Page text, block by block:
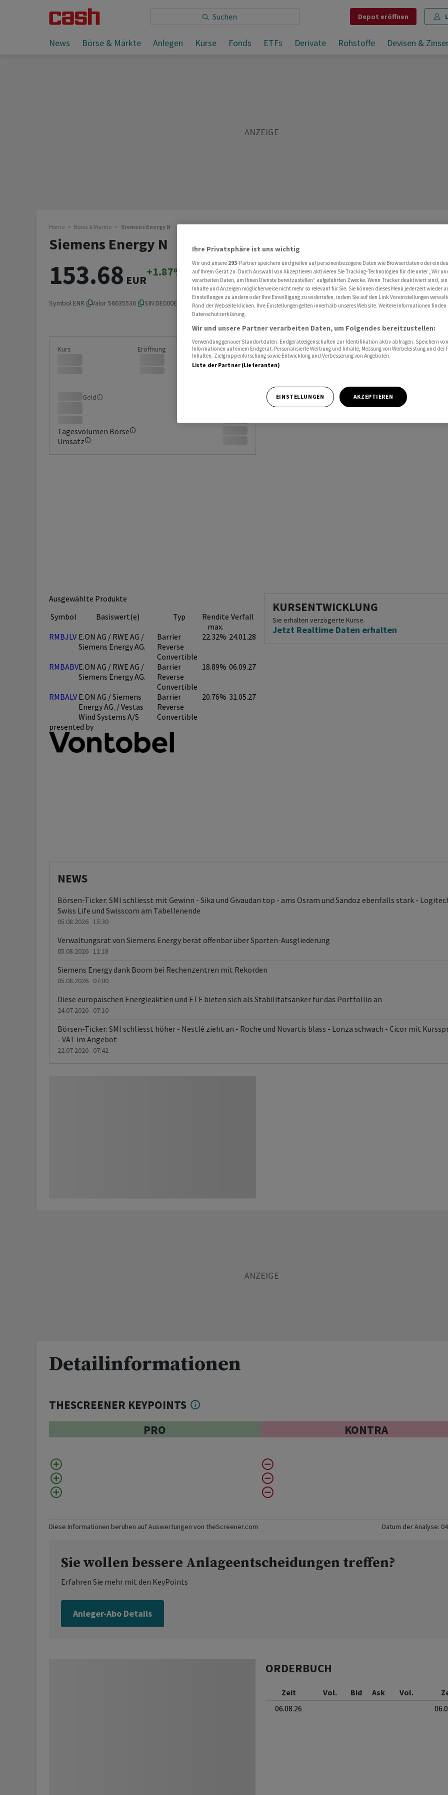
Depot eröffnen
News Börse & Märkte Anlegen Kurse Fonds ETFs Derivate Rohstoffe Devisen &
Home Börse & Märkte Siemens Energy N
Siemens Energy N
153.68 EUR
+1.87% +2.82
Symbol ENR Valor56635536 ISIN DE000ENER6Y0
Kurs Eröffnung Vortag
Geld
Tagesvolumen Börse
Umsatz
KURSENTWICKLUNG
Sie erhalten verzögerte Kurse.
Jetzt Realtime Daten erhalten
Ausgewählte Produkte
Symbol
Basiswert(e) Typ
Rendite
max.
Verfall
RMBJLV E.ON AG / RWE AG /
Siemens Energy AG.
Barrier
Reverse
Convertible
22.32% 24.01.28
RMBABVE.ON AG / RWE AG /
Siemens Energy AG.
Barrier
Reverse
Convertible
18.89% 06.09.27
RMBALV E.ON AG / Siemens
Energy AG. / Vestas
Wind Systems A/S
Barrier
Reverse
Convertible
20.76% 31.05.27
presented by
NEWS
Börsen-Ticker: SMI schliesst mit Gewinn - Sika und Givaudan top - ams Osram und Sandoz ebenfalls stark -
Swiss Life und Swisscom am Tabellenende
05.08.2026 15:30
Verwaltungsrat von Siemens Energy berät offenbar über Sparten-Ausgliederung
05.08.2026 11:18
Siemens Energy dank Boom bei Rechenzentren mit Rekorden
05.08.2026 07:00
Diese europäischen Energieaktien und ETF bieten sich als Stabilitätsanker für das Portfollio an
24.07.2026 07:10
Börsen-Ticker: SMI schliesst höher - Nestlé zieht an - Roche und Novartis blass - Lonza schwach - Cicor mit
- VAT im Angebot
22.07.2026 07:42
Detailinformationen
THESCREENER KEYPOINTS
PRO
KONTRA
Diese Informationen beruhen auf Auswertungen von theScreener.com Datum der Analyse:
Sie wollen bessere Anlageentscheidungen treffen?
Erfahren Sie mehr mit den KeyPoints
Anleger-Abo Details
ORDERBUCH
Zeit Vol. Bid Ask Vol.
06.08.26
Ihre Privatsphäre ist uns wichtig
Wir und unsere 293-Partner speichern und greifen auf personenbezogene Daten wie Browserdaten oder
auf Ihrem Gerät zu. Durch Auswahl von Akzeptieren aktivieren Sie Tracking-Technologien für die unter „Wir
verarbeiten Daten, um Ihnen Dienste bereitzustellen“ aufgeführten Zwecke. Wenn Tracker deaktiviert sind,
Inhalte und Anzeigen möglicherweise nicht mehr so relevant für Sie. Sie können dieses Menü jederzeit wieder
Einstellungen zu ändern oder Ihre Einwilligung zu widerrufen, indem Sie auf den Link Voreinstellungen
Rand der Webseite klicken. Ihre Einstellungen gelten innerhalb unseres Website. Weitere Informationen finden
Datenschutzerklärung.
Wir und unsere Partner verarbeiten Daten, um Folgendes bereitzustellen:
Verwendung genauer Standortdaten. Endgeräteeigenschaften zur Identifikation aktiv abfragen. Speichern
Informationen auf einem Endgerät. Personalisierte Werbung und Inhalte, Messung von Werbeleistung und der
Inhalten, Zielgruppenforschung sowie Entwicklung und Verbesserung von Angeboten.
Liste der Partner (Lieferanten)
EINSTELLUNGEN AKZEPTIEREN